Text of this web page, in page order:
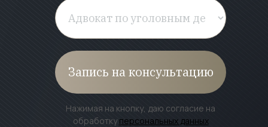
Запись на консультацию
Нажимая на кнопку, даю согласие на
обработку персональных данных